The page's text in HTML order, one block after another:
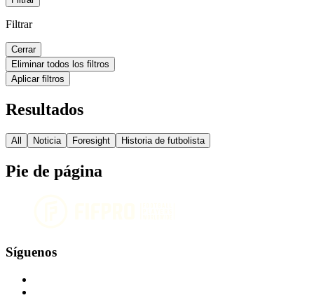
Filtrar
Cerrar
Eliminar todos los filtros
Aplicar filtros
Resultados
All Noticia Foresight Historia de futbolista
Pie de página
Síguenos